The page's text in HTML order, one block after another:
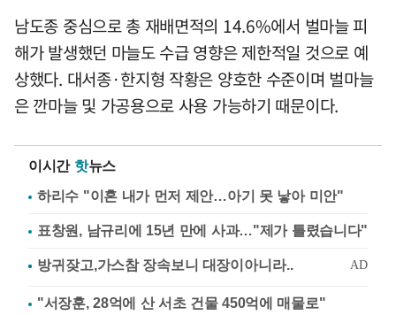
남도종 중심으로 총 재배면적의 14.6%에서 벌마늘 피
해가 발생했던 마늘도 수급 영향은 제한적일 것으로 예
상했다. 대서종·한지형 작황은 양호한 수준이며 벌마늘
은 깐마늘 및 가공용으로 사용 가능하기 때문이다.
이시간 핫뉴스
하리수 "이혼 내가 먼저 제안…아기 못 낳아 미안"
표창원, 남규리에 15년 만에 사과…"제가 틀렸습니다"
"서장훈, 28억에 산 서초 건물 450억에 매물로"